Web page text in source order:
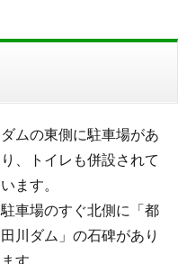
ダムの東側に駐車場があ
り、トイレも併設されて
います。
駐車場のすぐ北側に「都
田川ダム」の石碑があり
ます。